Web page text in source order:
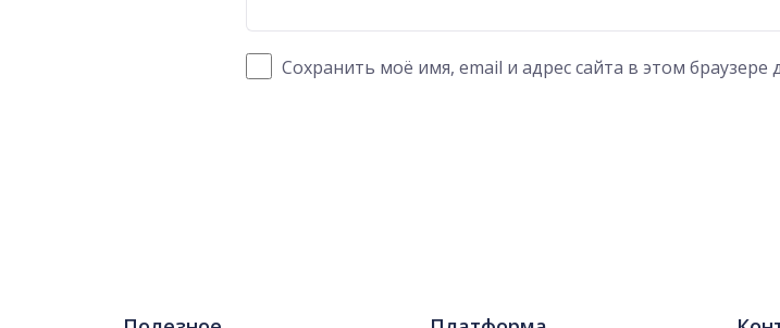
Сохранить моё имя, email и адрес сайта в этом